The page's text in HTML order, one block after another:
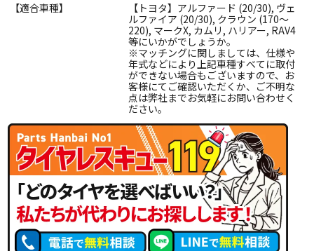
【適合車種】
【トヨタ】アルファード (20/30), ヴェ
ルファイア (20/30), クラウン (170～
220), マークX, カムリ, ハリアー, RAV4
等にいかがでしょうか。
※マッチングに関しましては、仕様や
年式などにより上記車種すべてに取付
ができない場合もございますので、お
客様にてご確認いただくか、ご不明な
点は弊社までお気軽にお問い合わせく
ださい。